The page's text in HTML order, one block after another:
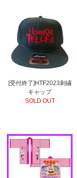
[受付終了]HTF2023刺繍
キャップ
SOLD OUT